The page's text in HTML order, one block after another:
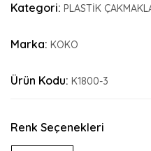
Kategori: PLASTİK
Marka: KOKO
Ürün Kodu: K1800-3
Renk Seçenekleri